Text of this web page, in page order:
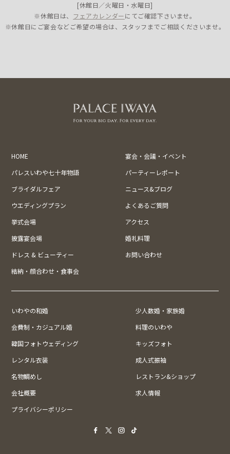
[休館日／火曜日・水曜日]
※休館日は、 フェアカレンダーにてご確認下さいませ。
※休館日にご宴会などご希望の場合は、スタッフまでご相談くださいませ。
HOME
宴会・会議・イベント
パレスいわや七十年物語
パーティーレポート
ブライダルフェア
ニュース&ブログ
ウエディングプラン
よくあるご質問
挙式会場
アクセス
披露宴会場
婚礼料理
ドレス & ビューティー
お問い合わせ
結納・顔合わせ・食事会
いわやの和婚
少人数婚・家族婚
会費制・カジュアル婚
料理のいわや
韓国フォトウェディング
キッズフォト
レンタル衣装
成人式振袖
名物鯛めし
レストラン&ショップ
会社概要
求人情報
プライバシーポリシー